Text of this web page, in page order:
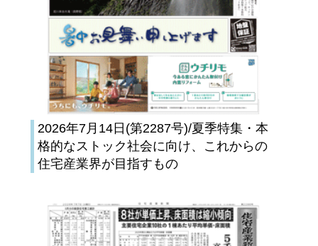
2026年7月14日(第2287号)/夏季特集・本
格的なストック社会に向け、これからの
住宅産業界が目指すもの